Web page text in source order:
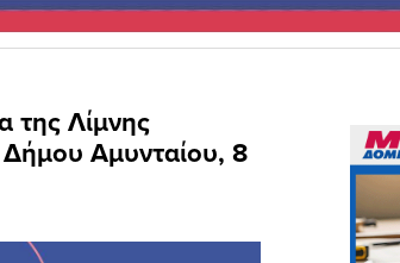
της Λίμνης
Δήμου Αμυνταίου, 8